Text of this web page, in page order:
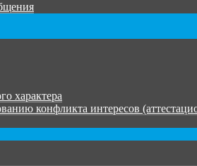
характера
конфликта интересов